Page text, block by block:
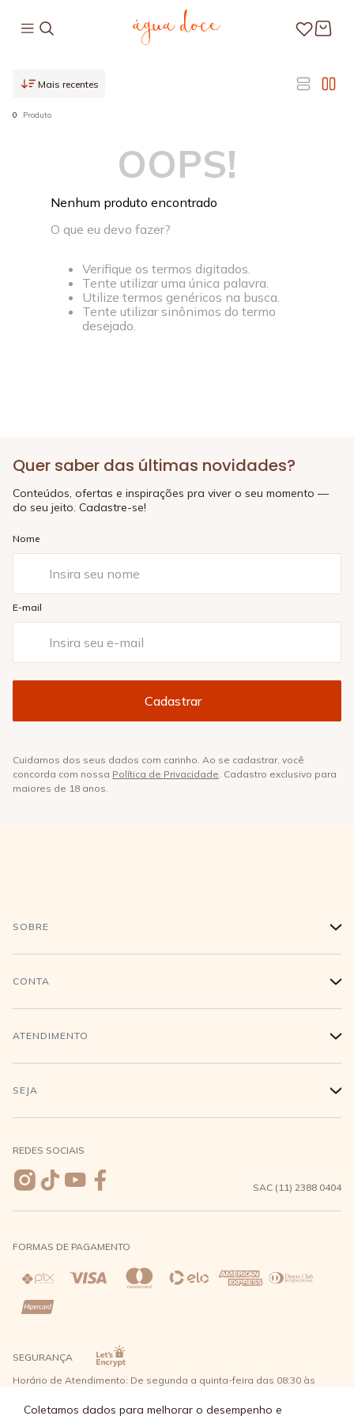
Coletamos dados para melhorar o desempenho e
Mais recentes
0 Produto
OOPS!
Nenhum produto encontrado
O que eu devo fazer?
Verifique os termos digitados.
Tente utilizar uma única palavra.
Utilize termos genéricos na busca.
Tente utilizar sinônimos do termo
desejado.
Quer saber das últimas novidades?
Conteúdos, ofertas e inspirações pra viver o seu momento —
do seu jeito. Cadastre-se!
Nome
E-mail
Cuidamos dos seus dados com carinho. Ao se cadastrar, você
concorda com nossa Política de Privacidade. Cadastro exclusivo para
maiores de 18 anos.
SOBRE +
História
Conecte-se
CONTA +
Login
Meus pedidos
Wishlist
ATENDIMENTO +
Compra Segura
Entrega e Frete
Trocas e Devoluções
Direito de Arrependimento
Política de Privacidade
SEJA +
REDES SOCIAIS
SAC (11) 2388 0404
FORMAS DE PAGAMENTO
SEGURANÇA
Horário de Atendimento: De segunda a quinta-feira das 08:30 às
nível 2 - Bairro Capuava Mauá - São Paulo, CEP: 09380-115 - Água